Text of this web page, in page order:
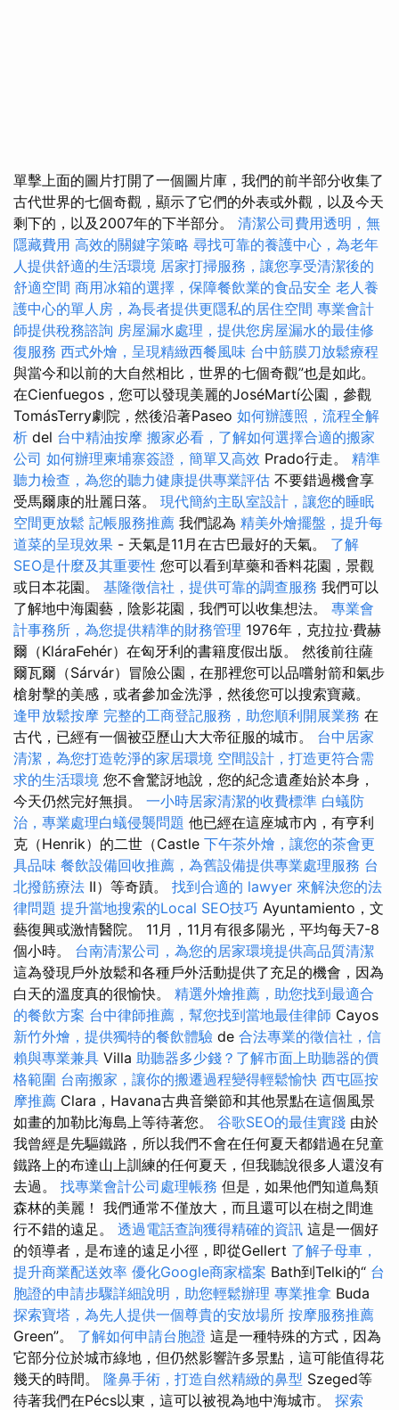
單擊上面的圖片打開了一個圖片庫，我們的前半部分收集了
古代世界的七個奇觀，顯示了它們的外表或外觀，以及今天
剩下的，以及2007年的下半部分。 清潔公司費用透明，無
隱藏費用 高效的關鍵字策略 尋找可靠的養護中心，為老年
人提供舒適的生活環境 居家打掃服務，讓您享受清潔後的
舒適空間 商用冰箱的選擇，保障餐飲業的食品安全 老人養
護中心的單人房，為長者提供更隱私的居住空間 專業會計
師提供稅務諮詢 房屋漏水處理，提供您房屋漏水的最佳修
復服務 西式外燴，呈現精緻西餐風味 台中筋膜刀放鬆療程
與當今和以前的大自然相比，世界的七個奇觀”也是如此。
在Cienfuegos，您可以發現美麗的JoséMartí公園，參觀
TomásTerry劇院，然後沿著Paseo 如何辦護照，流程全解
析 del 台中精油按摩 搬家必看，了解如何選擇合適的搬家
公司 如何辦理柬埔寨簽證，簡單又高效 Prado行走。 精準
聽力檢查，為您的聽力健康提供專業評估 不要錯過機會享
受馬爾康的壯麗日落。 現代簡約主臥室設計，讓您的睡眠
空間更放鬆 記帳服務推薦 我們認為 精美外燴擺盤，提升每
道菜的呈現效果 - 天氣是11月在古巴最好的天氣。 了解
SEO是什麼及其重要性 您可以看到草藥和香料花園，景觀
或日本花園。 基隆徵信社，提供可靠的調查服務 我們可以
了解地中海園藝，陰影花園，我們可以收集想法。 專業會
計事務所，為您提供精準的財務管理 1976年，克拉拉·費赫
爾（KláraFehér）在匈牙利的書籍度假出版。 然後前往薩
爾瓦爾（Sárvár）冒險公園，在那裡您可以品嚐射箭和氣步
槍射擊的美感，或者參加金洗淨，然後您可以搜索寶藏。
逢甲放鬆按摩 完整的工商登記服務，助您順利開展業務 在
古代，已經有一個被亞歷山大大帝征服的城市。 台中居家
清潔，為您打造乾淨的家居環境 空間設計，打造更符合需
求的生活環境 您不會驚訝地說，您的紀念遺產始於本身，
今天仍然完好無損。 一小時居家清潔的收費標準 白蟻防
治，專業處理白蟻侵襲問題 他已經在這座城市內，有亨利
克（Henrik）的二世（Castle 下午茶外燴，讓您的茶會更
具品味 餐飲設備回收推薦，為舊設備提供專業處理服務 台
北撥筋療法 II）等奇蹟。 找到合適的 lawyer 來解決您的法
律問題 提升當地搜索的Local SEO技巧 Ayuntamiento，文
藝復興或激情醫院。 11月，11月有很多陽光，平均每天7-8
個小時。 台南清潔公司，為您的居家環境提供高品質清潔
這為發現戶外放鬆和各種戶外活動提供了充足的機會，因為
白天的溫度真的很愉快。 精選外燴推薦，助您找到最適合
的餐飲方案 台中律師推薦，幫您找到當地最佳律師 Cayos
新竹外燴，提供獨特的餐飲體驗 de 合法專業的徵信社，信
賴與專業兼具 Villa 助聽器多少錢？了解市面上助聽器的價
格範圍 台南搬家，讓你的搬遷過程變得輕鬆愉快 西屯區按
摩推薦 Clara，Havana古典音樂節和其他景點在這個風景
如畫的加勒比海島上等待著您。 谷歌SEO的最佳實踐 由於
我曾經是先驅鐵路，所以我們不會在任何夏天都錯過在兒童
鐵路上的布達山上訓練的任何夏天，但我聽說很多人還沒有
去過。 找專業會計公司處理帳務 但是，如果他們知道鳥類
森林的美麗！ 我們通常不僅放大，而且還可以在樹之間進
行不錯的遠足。 透過電話查詢獲得精確的資訊 這是一個好
的領導者，是布達的遠足小徑，即從Gellert 了解子母車，
提升商業配送效率 優化Google商家檔案 Bath到Telki的“ 台
胞證的申請步驟詳細說明，助您輕鬆辦理 專業推拿 Buda
探索寶塔，為先人提供一個尊貴的安放場所 按摩服務推薦
Green”。 了解如何申請台胞證 這是一種特殊的方式，因為
它部分位於城市綠地，但仍然影響許多景點，這可能值得花
幾天的時間。 隆鼻手術，打造自然精緻的鼻型 Szeged等
待著我們在Pécs以東，這可以被視為地中海城市。 探索